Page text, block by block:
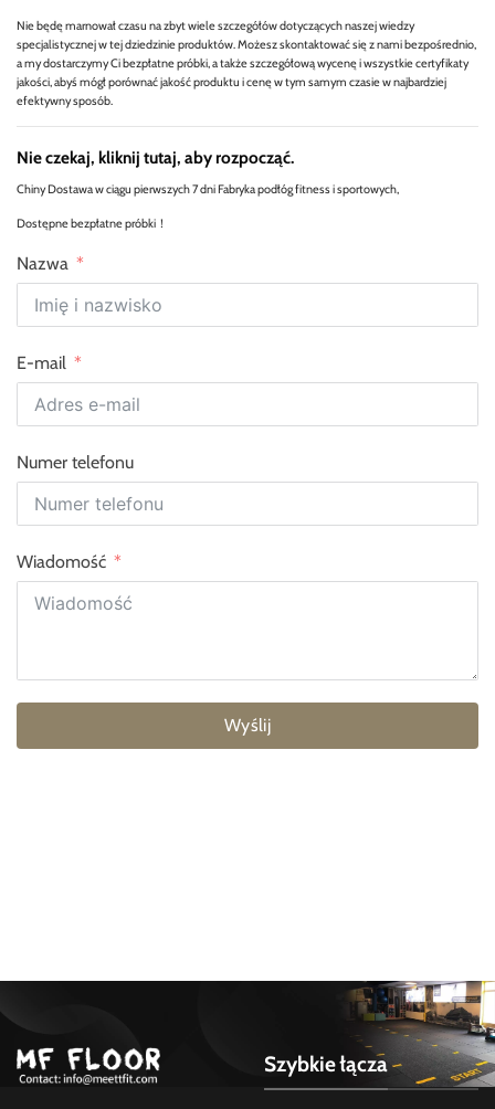
Nie będę marnował czasu na zbyt wiele szczegółów dotyczących naszej wiedzy
specjalistycznej w tej dziedzinie produktów. Możesz skontaktować się z nami bezpośrednio,
a my dostarczymy Ci bezpłatne próbki, a także szczegółową wycenę i wszystkie certyfikaty
jakości, abyś mógł porównać jakość produktu i cenę w tym samym czasie w najbardziej
efektywny sposób.
Nie czekaj, kliknij tutaj, aby rozpocząć.
Chiny Dostawa w ciągu pierwszych 7 dni Fabryka podłóg fitness i sportowych,
Dostępne bezpłatne próbki！
Nazwa
E-mail
Numer telefonu
Wiadomość
Wyślij
Szybkie łącza